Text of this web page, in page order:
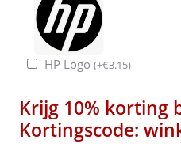
HP Logo (+€3.15)
Krijg 10% korting
Kortingscode: